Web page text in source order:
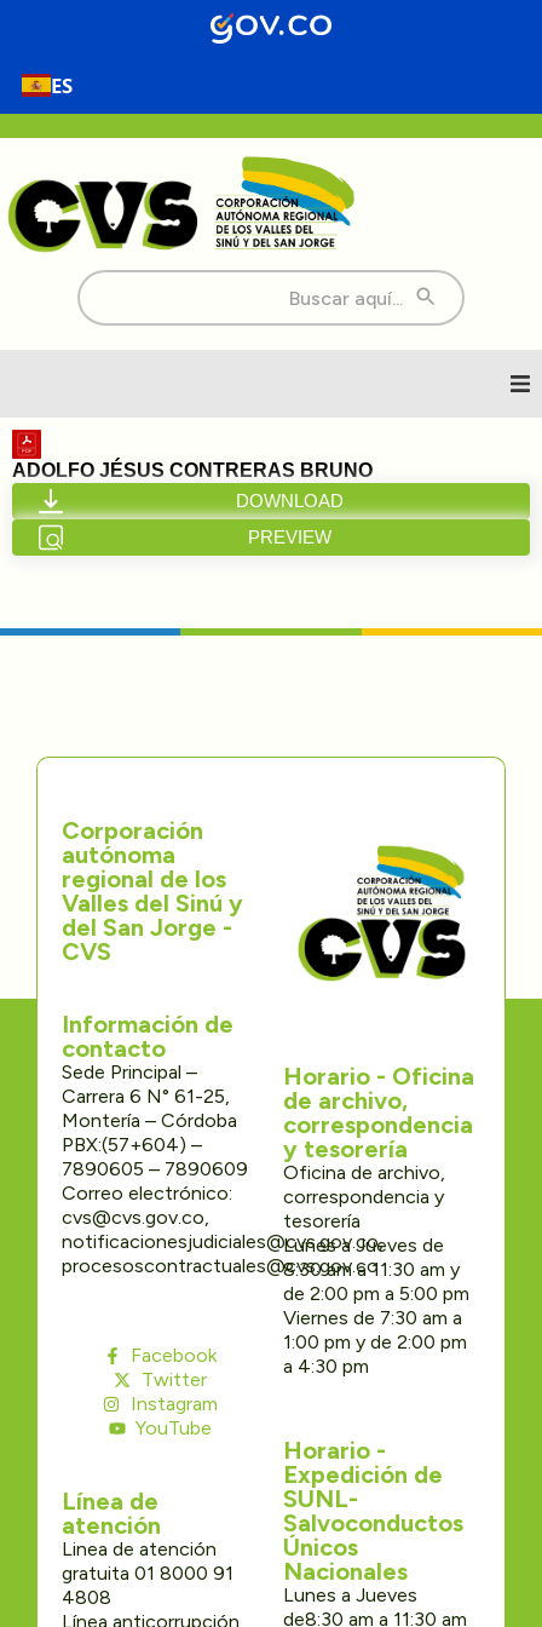
ES
Buscar:
Inicio
Nosotros
Transparencia
Participa
Trámites y Servicios
Contáctenos
ADOLFO JÉSUS CONTRERAS BRUNO
DOWNLOAD
PREVIEW
Corporación
autónoma
regional de los
Valles del Sinú y
del San Jorge -
CVS
Información de
contacto
Sede Principal –
Carrera 6 N° 61-25,
Montería – Córdoba
PBX:(57+604) –
7890605 – 7890609
Correo electrónico:
cvs@cvs.gov.co,
notificacionesjudiciales@cvs.gov.co,
procesoscontractuales@cvs.gov.co
Facebook
Twitter
Instagram
YouTube
Línea de
atención
Linea de atención
gratuita 01 8000 91
4808
Línea anticorrupción
Horario - Oficina
de archivo,
correspondencia
y tesorería
Oficina de archivo,
correspondencia y
tesorería
Lunes a Jueves de
8:30 am a 11:30 am y
de 2:00 pm a 5:00 pm
Viernes de 7:30 am a
1:00 pm y de 2:00 pm
a 4:30 pm
Horario -
Expedición de
SUNL-
Salvoconductos
Únicos
Nacionales
Lunes a Jueves
de8:30 am a 11:30 am